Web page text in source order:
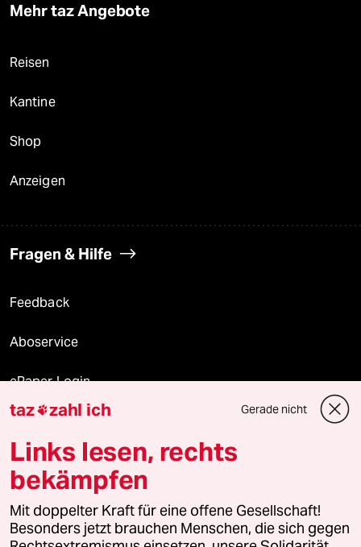
Mehr taz Angebote
Reisen
Kantine
Shop
Anzeigen
Fragen & Hilfe
Feedback
Aboservice
ePaper Login
Downloads für Abonnierende
© 2026 taz Verlags und Vertriebs GmbH
Alle Rechte vorbehalten. Bei rechtlichen Fragen oder für Genehmigungen
wenden Sie sich bitte an
lizenzen@taz.de
taz zahl ich Gerade nicht
Links lesen, rechts
bekämpfen
Mit doppelter Kraft für eine offene Gesellschaft!
Besonders jetzt brauchen Menschen, die sich gegen